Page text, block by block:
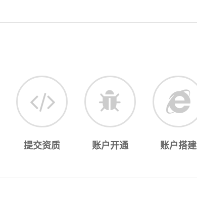
提交资质 账户开通 账户搭建